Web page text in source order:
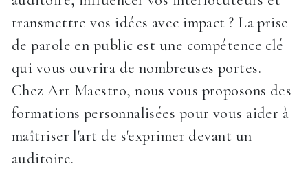
transmettre vos idées avec impact ? La prise
de parole en public est une compétence clé
qui vous ouvrira de nombreuses portes.
Chez Art Maestro, nous vous proposons des
formations personnalisées pour vous aider à
maîtriser l'art de s'exprimer devant un
auditoire.